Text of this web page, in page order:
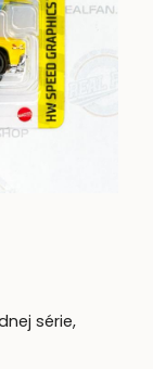
série,